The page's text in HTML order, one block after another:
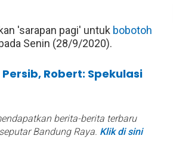
'sarapan pagi' untuk bobotoh
Senin (28/9/2020).
Robert: Spekulasi
berita-berita terbaru
Bandung Raya. Klik di sini